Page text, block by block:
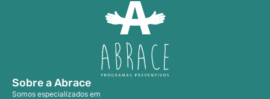
Sobre a Abrace
Somos especializados em